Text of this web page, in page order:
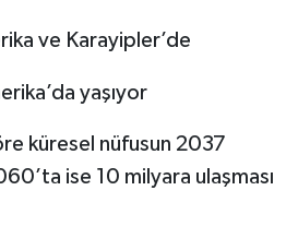
ve Karayipler’de
yaşıyor
küresel nüfusun 2037
ise 10 milyara ulaşması